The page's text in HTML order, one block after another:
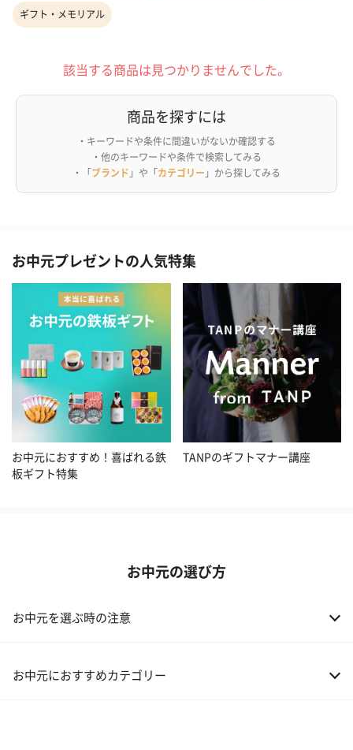
ギフト・メモリアル
該当する商品は見つかりませんでした。
商品を探すには
・キーワードや条件に間違いがないか確認する
・他のキーワードや条件で検索してみる
・「ブランド 」や「カテゴリー 」から探してみる
お中元プレゼントの人気特集
お中元におすすめ！喜ばれる鉄
板ギフト特集
TANPのギフトマナー講座
お中元の選び方
お中元を選ぶ時の注意
お中元におすすめカテゴリー